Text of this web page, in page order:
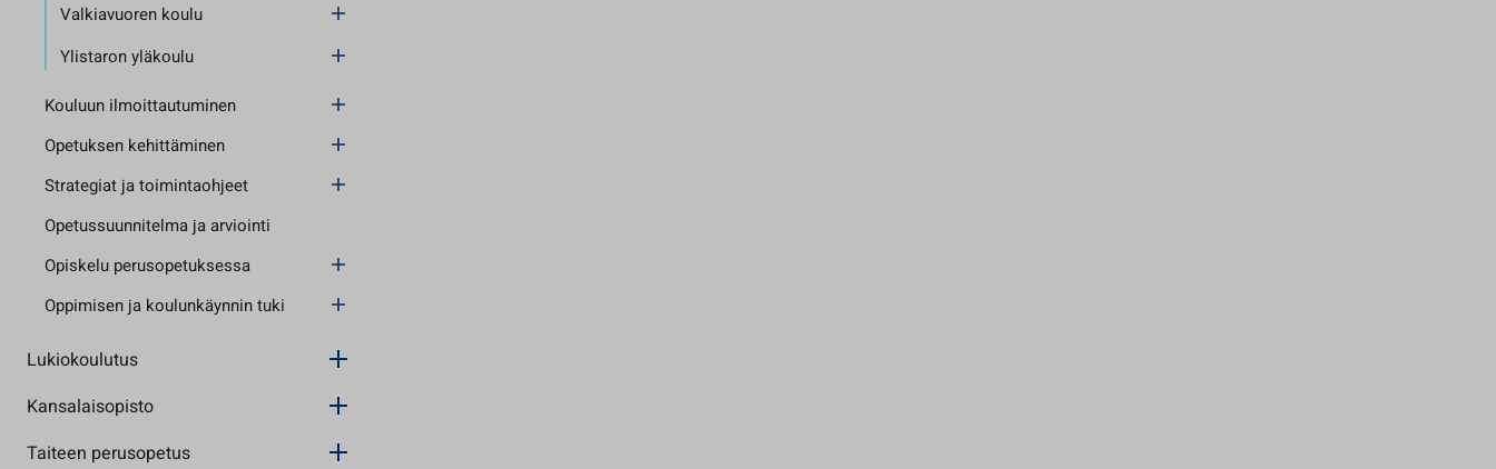
Valkiavuoren koulu
Ylistaron yläkoulu
Kouluun ilmoittautuminen
Opetuksen kehittäminen
Strategiat ja toimintaohjeet
Opetussuunnitelma ja arviointi
Opiskelu perusopetuksessa
Oppimisen ja koulunkäynnin tuki
Lukiokoulutus
Kansalaisopisto
Taiteen perusopetus